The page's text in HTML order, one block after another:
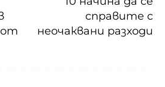
от
справите с
неочаквани разходи